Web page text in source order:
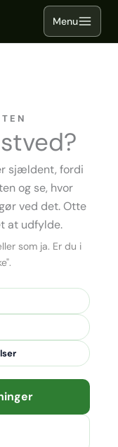
sjældent, fordi
og se, hvor
ved det. Otte
at udfylde.
som ja. Er du i